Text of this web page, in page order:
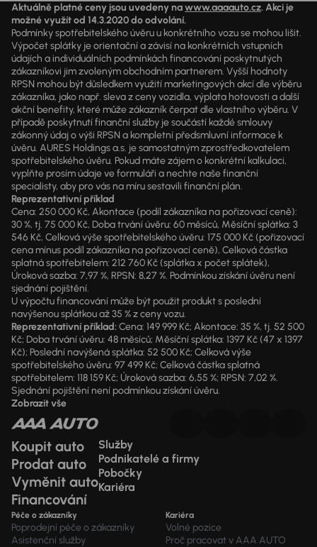
Aktuálně platné ceny jsou uvedeny nawww.aaaauto.cz. Akci je
možné využít od 14.3.2020 do odvolání.
Podmínky spotřebitelského úvěru u konkrétního vozu se mohou lišit.
Výpočet splátky je orientační a závisí na konkrétních vstupních
údajích a individuálních podmínkách financování poskytnutých
zákazníkovi jim zvoleným obchodním partnerem. Vyšší hodnoty
RPSN mohou být důsledkem využití marketingových akcí dle výběru
zákazníka, jako např. sleva z ceny vozidla, výplata hotovosti a další
akční benefity, které může zákazník čerpat dle vlastního výběru. V
případě poskytnutí finanční služby je součástí každé smlouvy
zákonný údaj o výši RPSN a kompletní předsmluvní informace k
úvěru. AURES Holdings a.s. je samostatným zprostředkovatelem
spotřebitelského úvěru. Pokud máte zájem o konkrétní kalkulaci,
vyplňte prosím údaje ve formuláři a nechte naše finanční
specialisty, aby pro vás na míru sestavili finanční plán.
Reprezentativní příklad
Cena: 250 000 Kč, Akontace (podíl zákazníka na pořizovací ceně):
30 %, tj. 75 000 Kč, Doba trvání úvěru: 60 měsíců, Měsíční splátka: 3
546 Kč, Celková výše spotřebitelského úvěru: 175 000 Kč (pořizovací
cena mínus podíl zákazníka na pořizovací ceně), Celková částka
splatná spotřebitelem: 212 760 Kč (splátka x počet splátek),
Úroková sazba: 7,97 %, RPSN: 8,27 %. Podmínkou získání úvěru není
sjednání pojištění.
U výpočtu financování může být použit produkt s poslední
navýšenou splátkou až 35 % z ceny vozu.
Reprezentativní příklad:Cena: 149 999 Kč; Akontace: 35 %, tj. 52 500
Kč; Doba trvání úvěru: 48 měsíců; Měsíční splátka: 1397 Kč (47 x 1397
Kč); Poslední navýšená splátka: 52 500 Kč; Celková výše
spotřebitelského úvěru: 97 499 Kč; Celková částka splatná
spotřebitelem: 118 159 Kč; Úroková sazba: 6,55 %; RPSN: 7,02 %.
Sjednání pojištění není podmínkou získání úvěru.
Zobrazit vše
Koupit auto
Prodat auto
Vyměnit auto
Financování
Služby
Podnikatelé a firmy
Pobočky
Kariéra
Péče o zákazníky
Poprodejní péče o zákazníky
Asistenční služby
Kariéra
Volné pozice
Proč pracovat v AAA AUTO